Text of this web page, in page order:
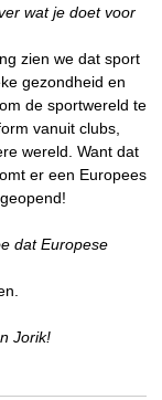
wat je doet voor
zien we dat sport
gezondheid en
de sportwereld te
vanuit clubs,
wereld. Want dat
er een Europees
dat Europese
Jorik!